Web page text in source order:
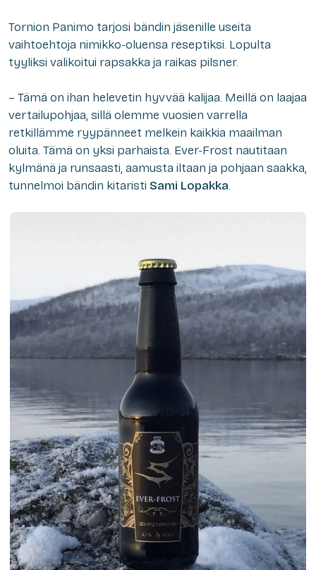
Tornion Panimo tarjosi bändin jäsenille useita
vaihtoehtoja nimikko-oluensa reseptiksi. Lopulta
tyyliksi valikoitui rapsakka ja raikas pilsner.
– Tämä on ihan helevetin hyvvää kalijaa. Meillä on laajaa
vertailupohjaa, sillä olemme vuosien varrella
retkillämme ryypänneet melkein kaikkia maailman
oluita. Tämä on yksi parhaista. Ever-Frost nautitaan
kylmänä ja runsaasti, aamusta iltaan ja pohjaan saakka,
tunnelmoi bändin kitaristi Sami Lopakka.